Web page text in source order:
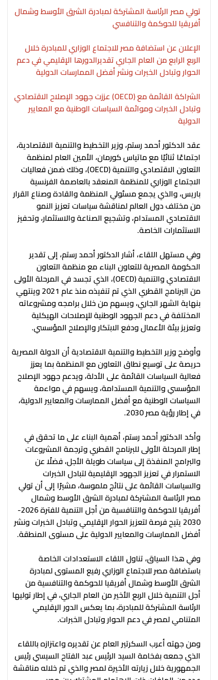
تولي مصر الرئاسة المشتركة لمبادرة الشرق الأوسط وشمال
أفريقيا للحوكمة والتنافسي
⁠الإعلان عن استضافة مصر للاجتماع الوزاري للمبادرة خلال
الربع الرابع من العام الجاري تقديرالدورها الإقليمي في دعم
الحوار وتبادل الخبرات ونشر أفضل الممارسات الدولية
الشراكة القائمة مع (OECD) عززت جهود الإصلاح الاقتصادي
وتبادل الخبرات وموائمة السياسات الوطنية مع المعايير
الدولية
عقد الدكتور أحمد رستم، وزير التخطيط والتنمية الاقتصادية،
اجتماعًا ثنائيًا مع ماتياس كورمان، الأمين العام لمنظمة
التعاون الاقتصادي والتنمية (OECD)، وذلك ضمن فعاليات
الاجتماع الوزاري للمنظمة المنعقد بالعاصمة الفرنسية
باريس، والذي يجمع مسئولي المنظمة والقادة وصناع القرار
من مختلف دول العالم لمناقشة سياسات تعزيز النمو
الاقتصادي المستدام، وتشجيع الصناعة والاستثمار، وتحفيز
الاستثمارات الخاصة.
وفي مستهل اللقاء، أشار الدكتور أحمد رستم، إلى تقدير
الحكومة المصرية للتعاون البناء مع منظمة التعاون
الاقتصادي والتنمية (OECD)، الذي تجسد في المرحلة الأولى
من البرنامج القطري الذي تم تنفيذه منذ عام 2021 وينتهي
بنهاية الشهر الجاري، ويسهم من خلال برامجه ومشروعاته
المختلفة في دعم الجهود الوطنية للإصلاحات الهيكلية
وتعزيز بيئة الأعمال ودفع الابتكار والإصلاح المؤسسي.
وأوضح وزير التخطيط والتنمية الاقتصادية أن الدولة المصرية
حريصة على توسيع نطاق التعاون مع المنظمة بما يعزز
فعالية السياسات القائمة على الأدلة، ويدعم جهود الإصلاح
المؤسسي والتنمية المستدامة، ويسهم في مواءمة
السياسات الوطنية مع أفضل الممارسات والمعايير الدولية،
في إطار رؤية مصر 2030.
وأكد الدكتور أحمد رستم، أهمية البناء على ما تحقق في
إطار المرحلة الأولى للبرنامج القطري وترجمة المشروعات
والبرامج المنفذة إلى سياسات طويلة الأجل، فضلًا عن
الاستمرار في تعزيز الجهود الإقليمية لتبادل الخبرات
والسياسات القائمة على نتائج ملموسة، مشيرًا إلى أن تولي
مصر الرئاسة المشتركة لمبادرة الشرق الأوسط وشمال
أفريقيا للحوكمة والتنافسية من أجل التنمية للفترة 2026-
2030 يتيح فرصة لتعزيز الحوار الإقليمي وتبادل الخبرات ونشر
أفضل الممارسات والمعايير الدولية على مستوى المنطقة.
وفي هذا السياق، تناول اللقاء الاستعدادات الخاصة
باستضافة مصر للاجتماع الوزاري رفيع المستوى لمبادرة
الشرق الأوسط وشمال أفريقيا للحوكمة والتنافسية من
أجل التنمية خلال الربع الأخير من العام الجاري، في إطار توليها
الرئاسة المشتركة للمبادرة، بما يعكس الدور الإقليمي
المتنامي لمصر في دعم الحوار وتبادل الخبرات.
ومن جهته أعرب السكرتير العام عن تقديره واعتزازه باللقاء
الذي جمعه بفخامة السيد الرئيس عبد الفتاح السيسي رئيس
الجمهورية خلال زيارته الأخيرة لمصر والذي تم خلاله مناقشة